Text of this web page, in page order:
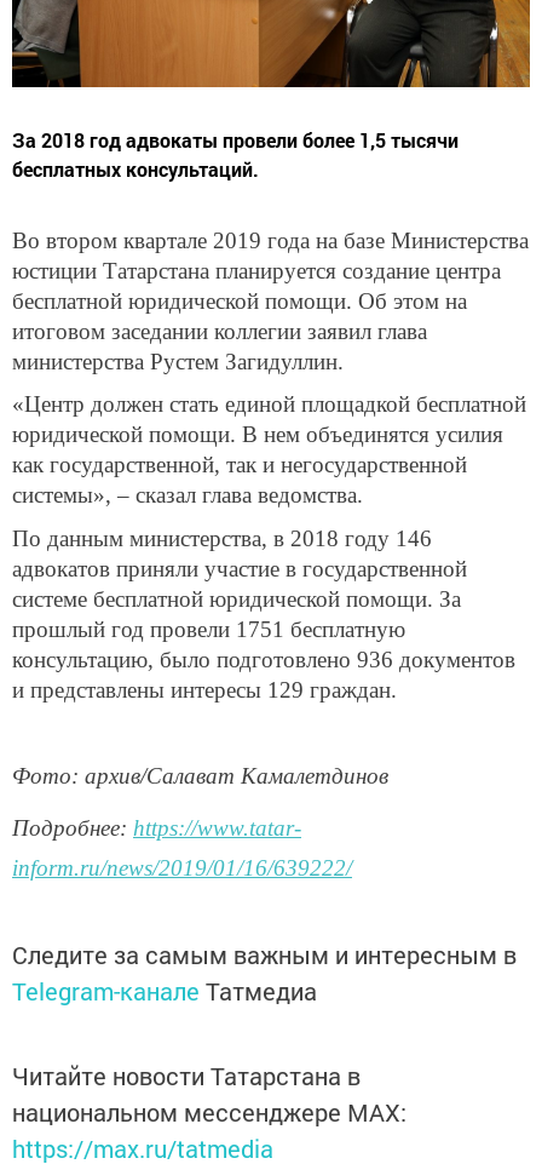
За 2018 год адвокаты провели более 1,5 тысячи
бесплатных консультаций.
Во втором квартале 2019 года на базе Министерства
юстиции Татарстана планируется создание центра
бесплатной юридической помощи. Об этом на
итоговом заседании коллегии заявил глава
министерства Рустем Загидуллин.
«Центр должен стать единой площадкой бесплатной
юридической помощи. В нем объединятся усилия
как государственной, так и негосударственной
системы», – сказал глава ведомства.
По данным министерства, в 2018 году 146
адвокатов приняли участие в государственной
системе бесплатной юридической помощи. За
прошлый год провели 1751 бесплатную
консультацию, было подготовлено 936 документов
и представлены интересы 129 граждан.
Фото: архив/Салават Камалетдинов
Подробнее: https://www.tatar-
inform.ru/news/2019/01/16/639222/
Следите за самым важным и интересным в
Telegram-канале Татмедиа
Читайте новости Татарстана в
национальном мессенджере MАХ:
https://max.ru/tatmedia